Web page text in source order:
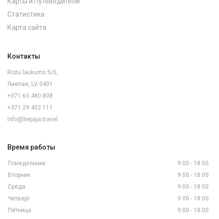
Статистика
Карта сайта
Контакты
Rožu laukums 5/6,
Лиепая, LV-3401
+371 63 480 808
+371 29 402 111
info@liepaja.travel
Время работы
Понедельник
9:00 - 18:00
Вторник
9:00 - 18:00
Среда
9:00 - 18:00
Четверг
9:00 - 18:00
Пятница
9:00 - 18:00